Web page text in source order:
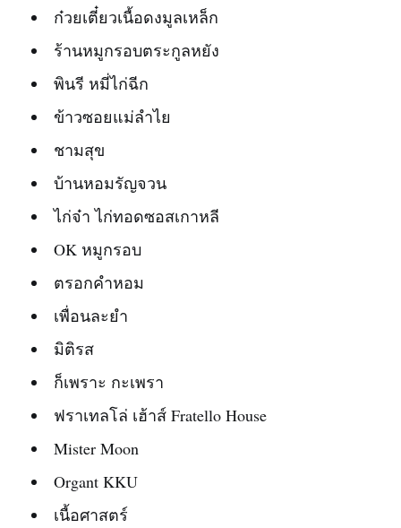
ก๋วยเตี๋ยวเนื้อดงมูลเหล็ก
ร้านหมูกรอบตระกูลหยัง
พินรี หมี่ไก่ฉีก
ข้าวซอยแม่ลำไย
ชามสุข
บ้านหอมรัญจวน
ไก่จ๋า ไก่ทอดซอสเกาหลี
OK หมูกรอบ
ตรอกคำหอม
เพื่อนละยำ
มิติรส
ก็เพราะ กะเพรา
ฟราเทลโล่ เฮ้าส์ Fratello House
Mister Moon
Organt KKU
เนื้อศาสตร์